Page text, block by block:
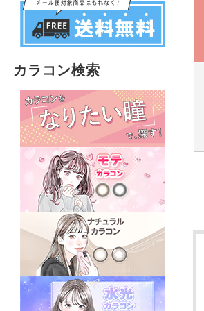
カラコン検索